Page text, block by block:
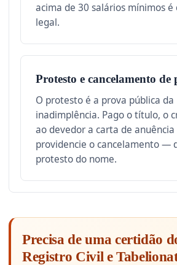
acima de 30 salários mínimos é
legal.
Protesto e cancelamento de
O protesto é a prova pública da
inadimplência. Pago o título, o
ao devedor a carta de
providencie o cancelamento —
protesto do nome.
Precisa de uma certidão
Registro Civil e